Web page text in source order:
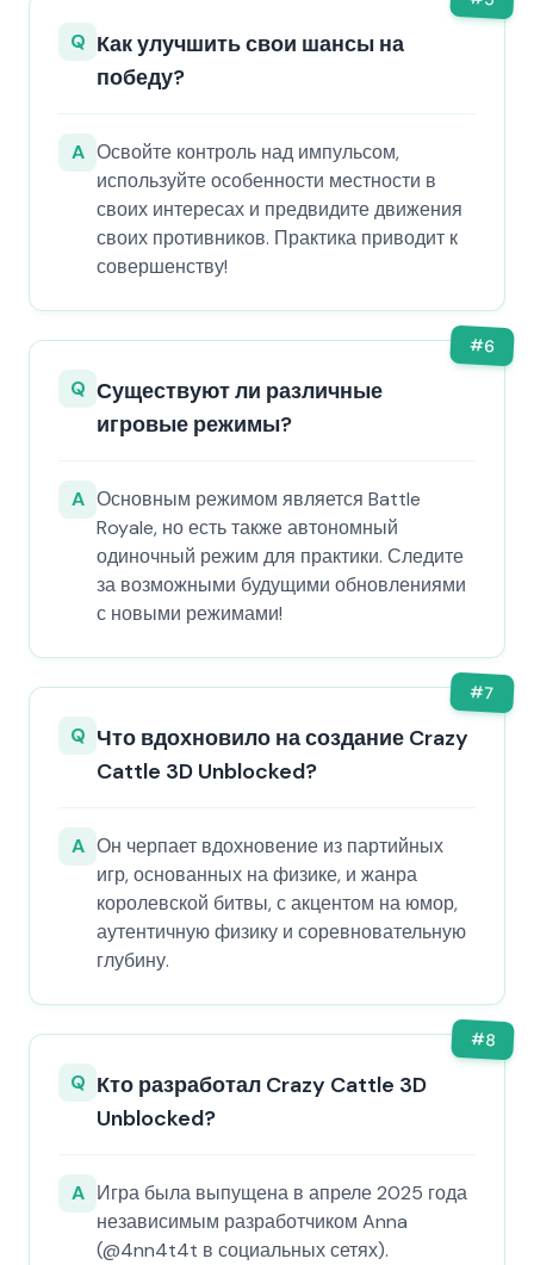
Q Как улучшить свои шансы на
победу?
A Освойте контроль над импульсом,
используйте особенности местности в
своих интересах и предвидите движения
своих противников. Практика приводит к
совершенству!
#6
Q Существуют ли различные
игровые режимы?
A Основным режимом является Battle
Royale, но есть также автономный
одиночный режим для практики. Следите
за возможными будущими обновлениями
с новыми режимами!
#7
Q Что вдохновило на создание Crazy
Cattle 3D Unblocked?
A Он черпает вдохновение из партийных
игр, основанных на физике, и жанра
королевской битвы, с акцентом на юмор,
аутентичную физику и соревновательную
глубину.
#8
Q Кто разработал Crazy Cattle 3D
Unblocked?
A Игра была выпущена в апреле 2025 года
независимым разработчиком Anna
(@4nn4t4t в социальных сетях).